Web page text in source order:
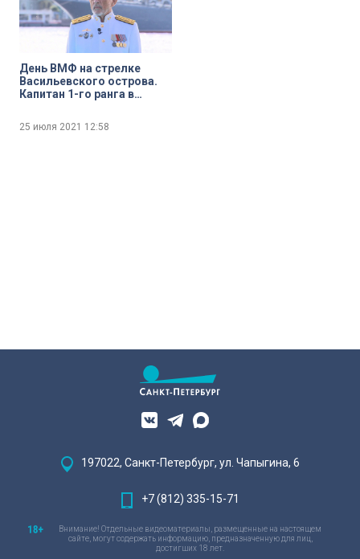
День ВМФ на стрелке
Васильевского острова.
Капитан 1-го ранга в
25 июля 2021 12:58
197022, Санкт-Петербург, ул. Чапыгина, 6
+7 (812) 335-15-71
Внимание! Отдельные видеоматериалы, размещенные на настоящем
сайте, могут содержать информацию, предназначенную для лиц,
достигших 18 лет.